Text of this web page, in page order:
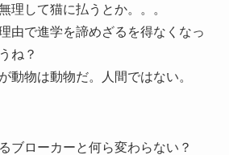
理して猫に払うとか。。。
由で進学を諦めざるを得なくなっ
ね？
動物は動物だ。人間ではない。
ブローカーと何ら変わらない？